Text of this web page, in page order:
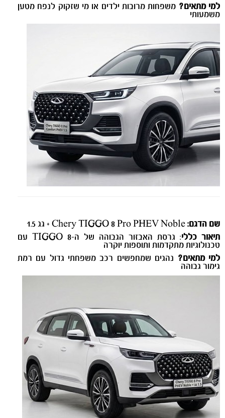
למי מתאים? משפחות מרובות ילדים או מי שזקוק לנפח מטען
משמעותי
שם הדגם:
תיאור כללי
: גרסת האבזור הגבוהה של ה-TIGGO 8 עם
טכנולוגיות מתקדמות ותוספות יוקרה
למי מתאים? נהגים שמחפשים רכב משפחתי גדול עם רמת
גימור גבוהה